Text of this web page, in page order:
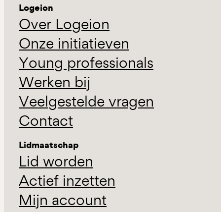
Logeion
Over Logeion
Onze initiatieven
Young professionals
Werken bij
Veelgestelde vragen
Contact
Lidmaatschap
Lid worden
Actief inzetten
Mijn account